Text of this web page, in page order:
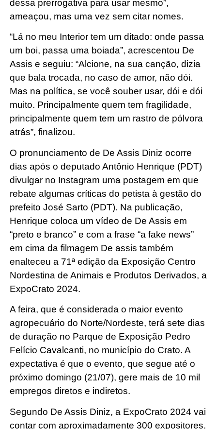
dessa prerrogativa para usar mesmo”,
ameaçou, mas uma vez sem citar nomes.
“Lá no meu Interior tem um ditado: onde passa
um boi, passa uma boiada”, acrescentou De
Assis e seguiu: “Alcione, na sua canção, dizia
que bala trocada, no caso de amor, não dói.
Mas na política, se você souber usar, dói e dói
muito. Principalmente quem tem fragilidade,
principalmente quem tem um rastro de pólvora
atrás”, finalizou.
O pronunciamento de De Assis Diniz ocorre
dias após o deputado Antônio Henrique (PDT)
divulgar no Instagram uma postagem em que
rebate algumas críticas do petista à gestão do
prefeito José Sarto (PDT). Na publicação,
Henrique coloca um vídeo de De Assis em
“preto e branco” e com a frase “a fake news”
em cima da filmagem De assis também
enalteceu a 71ª edição da Exposição Centro
Nordestina de Animais e Produtos Derivados, a
ExpoCrato 2024.
A feira, que é considerada o maior evento
agropecuário do Norte/Nordeste, terá sete dias
de duração no Parque de Exposição Pedro
Felício Cavalcanti, no município do Crato. A
expectativa é que o evento, que segue até o
próximo domingo (21/07), gere mais de 10 mil
empregos diretos e indiretos.
Segundo De Assis Diniz, a ExpoCrato 2024 vai
contar com aproximadamente 300 expositores.